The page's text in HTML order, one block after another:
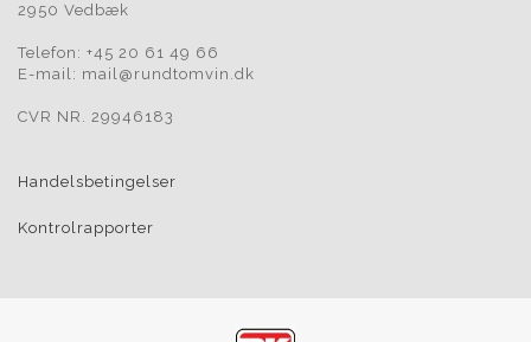
2950 Vedbæk
Telefon: +45 20 61 49 66
E-mail: mail@rundtomvin.dk
CVR NR. 29946183
Handelsbetingelser
Kontrolrapporter